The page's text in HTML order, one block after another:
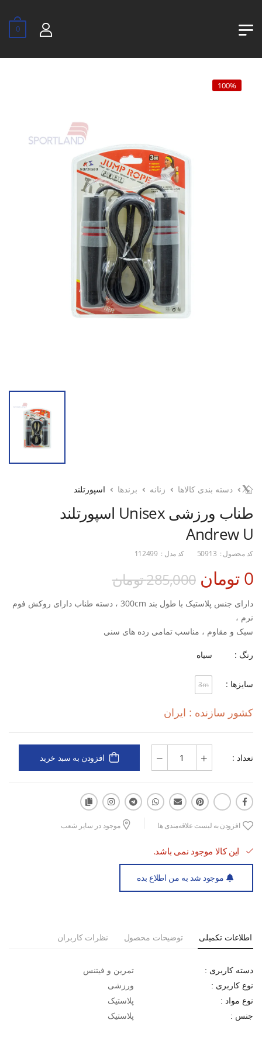
0
100%
دسته بندی کالاها زنانه برندها اسپورتلند
طناب ورزشی Unisex اسپورتلند
Andrew U
کد محصول : 50913 کد مدل : 112499
0 تومان 285,000 تومان
دارای جنس پلاستیک با طول بند 300cm ، دسته طناب دارای روکش فوم
نرم ،
سبک و مقاوم ، مناسب تمامی رده های سنی
رنگ : سیاه
سایزها : 3m
کشور سازنده : ایران
تعداد : افزودن به سبد خرید
افزودن به لیست علاقه‌مندی ها موجود در سایر شعب
این کالا موجود نمی باشد.
موجود شد به من اطلاع بده
اطلاعات تکمیلی توضیحات محصول نظرات کاربران
دسته کاربری : تمرین و فیتنس
نوع کاربری : ورزشی
نوع مواد : پلاستیک
جنس : پلاستیک